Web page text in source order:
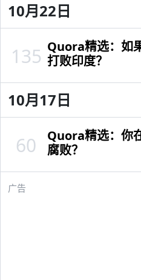
10月22日
Quora精选：如
打败印度？
135
10月17日
Quora精选：你
腐败？
60
广告